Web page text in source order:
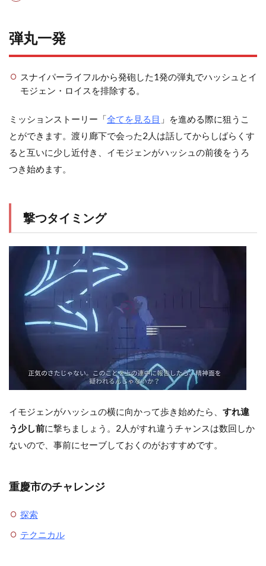
弾丸一発
スナイパーライフルから発砲した1発の弾丸でハッシュとイ
モジェン・ロイスを排除する。
ミッションストーリー「全てを見る目 」を進める際に狙うこ
とができます。渡り廊下で会った2人は話してからしばらくす
ると互いに少し近付き、イモジェンがハッシュの前後をうろ
つき始めます。
撃つタイミング
イモジェンがハッシュの横に向かって歩き始めたら、 すれ違
う少し前に撃ちましょう。2人がすれ違うチャンスは数回しか
ないので、事前にセーブしておくのがおすすめです。
重慶市のチャレンジ
探索
テクニカル